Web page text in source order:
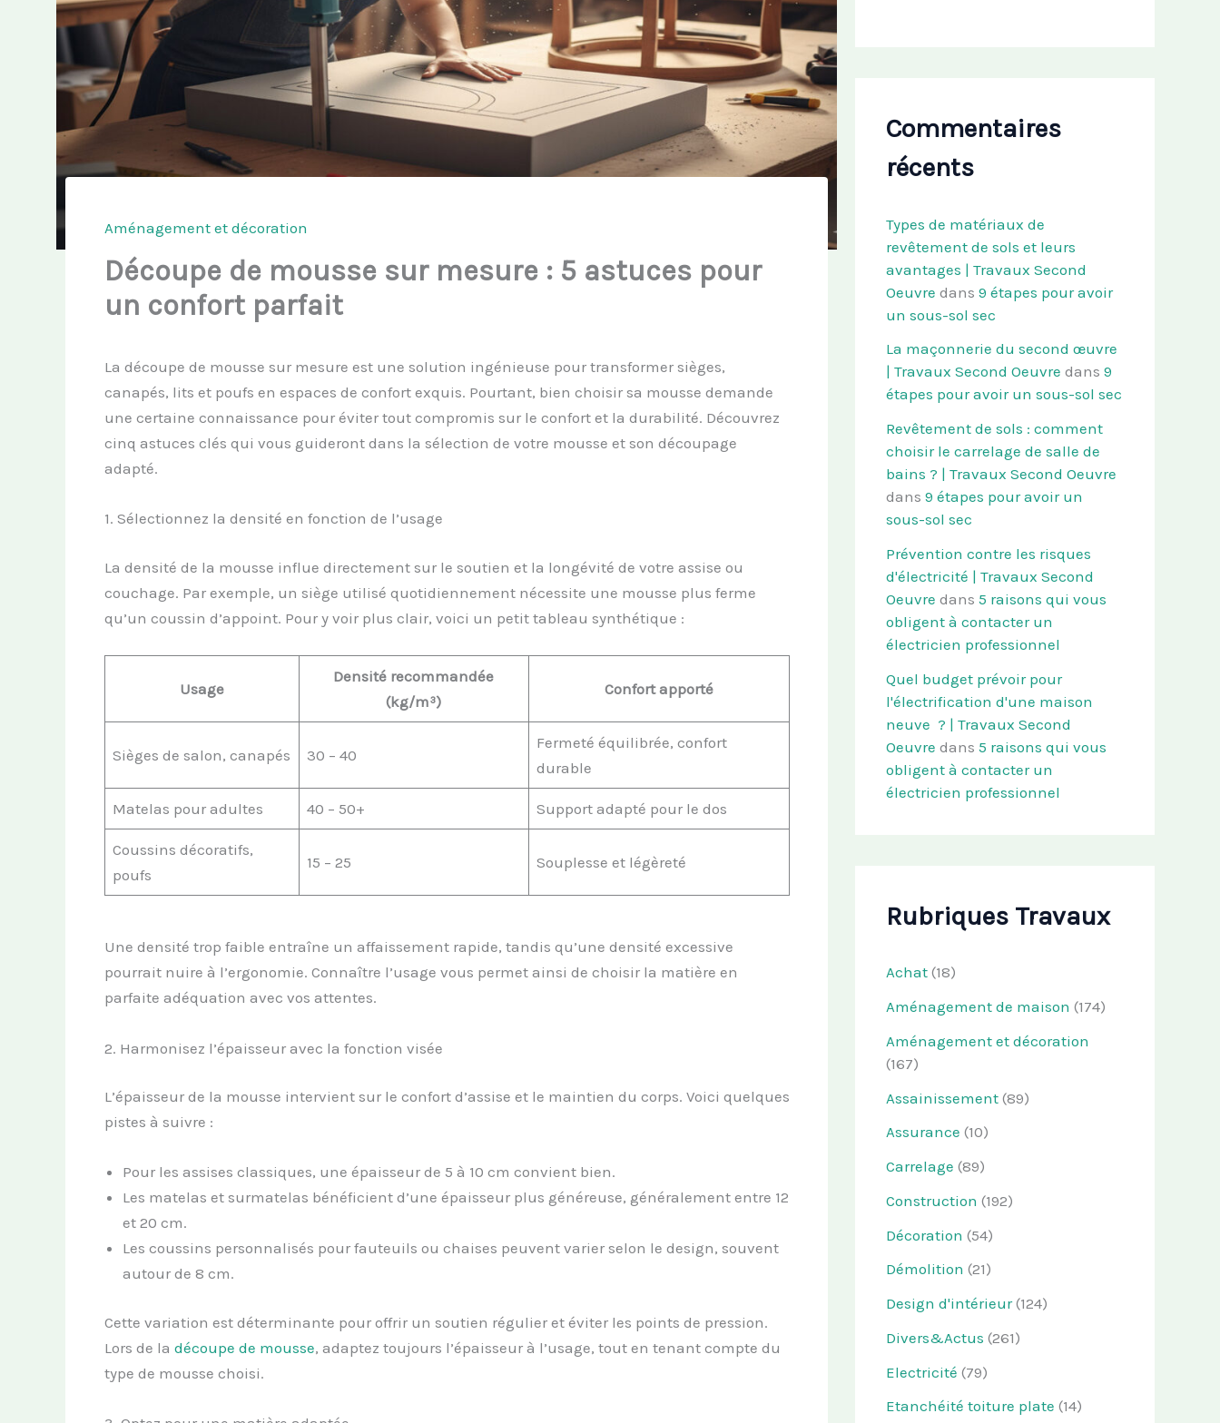
Aménagement et décoration
Découpe de mousse sur mesure : 5 astuces pour
un confort parfait
La découpe de mousse sur mesure est une solution ingénieuse pour transformer sièges,
canapés, lits et poufs en espaces de confort exquis. Pourtant, bien choisir sa mousse demande
une certaine connaissance pour éviter tout compromis sur le confort et la durabilité. Découvrez
cinq astuces clés qui vous guideront dans la sélection de votre mousse et son découpage
adapté.
1. Sélectionnez la densité en fonction de l’usage
La densité de la mousse influe directement sur le soutien et la longévité de votre assise ou
couchage. Par exemple, un siège utilisé quotidiennement nécessite une mousse plus ferme
qu’un coussin d’appoint. Pour y voir plus clair, voici un petit tableau synthétique :
Usage
Densité recommandée
(kg/m³)
Confort apporté
Sièges de salon, canapés 30 – 40
Fermeté équilibrée, confort
durable
Matelas pour adultes 40 – 50+ Support adapté pour le dos
Coussins décoratifs,
poufs
15 – 25 Souplesse et légèreté
Une densité trop faible entraîne un affaissement rapide, tandis qu’une densité excessive
pourrait nuire à l’ergonomie. Connaître l’usage vous permet ainsi de choisir la matière en
parfaite adéquation avec vos attentes.
2. Harmonisez l’épaisseur avec la fonction visée
L’épaisseur de la mousse intervient sur le confort d’assise et le maintien du corps. Voici quelques
pistes à suivre :
Pour les assises classiques, une épaisseur de 5 à 10 cm convient bien.
Les matelas et surmatelas bénéficient d’une épaisseur plus généreuse, généralement entre 12
et 20 cm.
Les coussins personnalisés pour fauteuils ou chaises peuvent varier selon le design, souvent
autour de 8 cm.
Cette variation est déterminante pour offrir un soutien régulier et éviter les points de pression.
Lors de la découpe de mousse, adaptez toujours l’épaisseur à l’usage, tout en tenant compte du
type de mousse choisi.
Commentaires
récents
Types de matériaux de
revêtement de sols et leurs
avantages | Travaux Second
Oeuvre dans 9 étapes pour avoir
un sous-sol sec
La maçonnerie du second œuvre
| Travaux Second Oeuvre dans 9
étapes pour avoir un sous-sol sec
Revêtement de sols : comment
choisir le carrelage de salle de
bains ? | Travaux Second Oeuvre
dans 9 étapes pour avoir un
sous-sol sec
Prévention contre les risques
d'électricité | Travaux Second
Oeuvre dans 5 raisons qui vous
obligent à contacter un
électricien professionnel
Quel budget prévoir pour
l'électrification d'une maison
neuve ? | Travaux Second
Oeuvre dans 5 raisons qui vous
obligent à contacter un
électricien professionnel
Rubriques Travaux
Achat (18)
Aménagement de maison (174)
Aménagement et décoration
(167)
Assainissement (89)
Assurance (10)
Carrelage (89)
Construction (192)
Décoration (54)
Démolition (21)
Design d'intérieur(124)
Divers&Actus (261)
Electricité (79)
Etanchéité toiture plate (14)